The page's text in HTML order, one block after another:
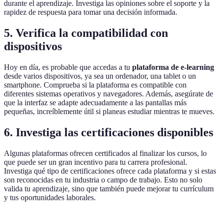
durante el aprendizaje. Investiga las opiniones sobre el soporte y la
rapidez de respuesta para tomar una decisión informada.
5. Verifica la compatibilidad con
dispositivos
Hoy en día, es probable que accedas a tu plataforma de e-learning
desde varios dispositivos, ya sea un ordenador, una tablet o un
smartphone. Comprueba si la plataforma es compatible con
diferentes sistemas operativos y navegadores. Además, asegúrate de
que la interfaz se adapte adecuadamente a las pantallas más
pequeñas, increíblemente útil si planeas estudiar mientras te mueves.
6. Investiga las certificaciones disponibles
Algunas plataformas ofrecen certificados al finalizar los cursos, lo
que puede ser un gran incentivo para tu carrera profesional.
Investiga qué tipo de certificaciones ofrece cada plataforma y si estas
son reconocidas en tu industria o campo de trabajo. Esto no solo
valida tu aprendizaje, sino que también puede mejorar tu currículum
y tus oportunidades laborales.